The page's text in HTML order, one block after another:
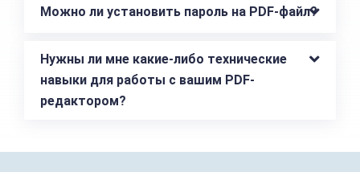
Можно ли установить пароль на PDF-файл?
Нужны ли мне какие-либо технические
навыки для работы с вашим PDF-
редактором?